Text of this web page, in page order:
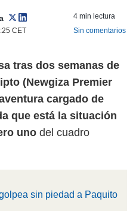
CET
4 min lectura
Sin comentarios
tras dos semanas de
(Newgiza Premier
cargado de
que está la situación
uno del cuadro
sin piedad a Paquito